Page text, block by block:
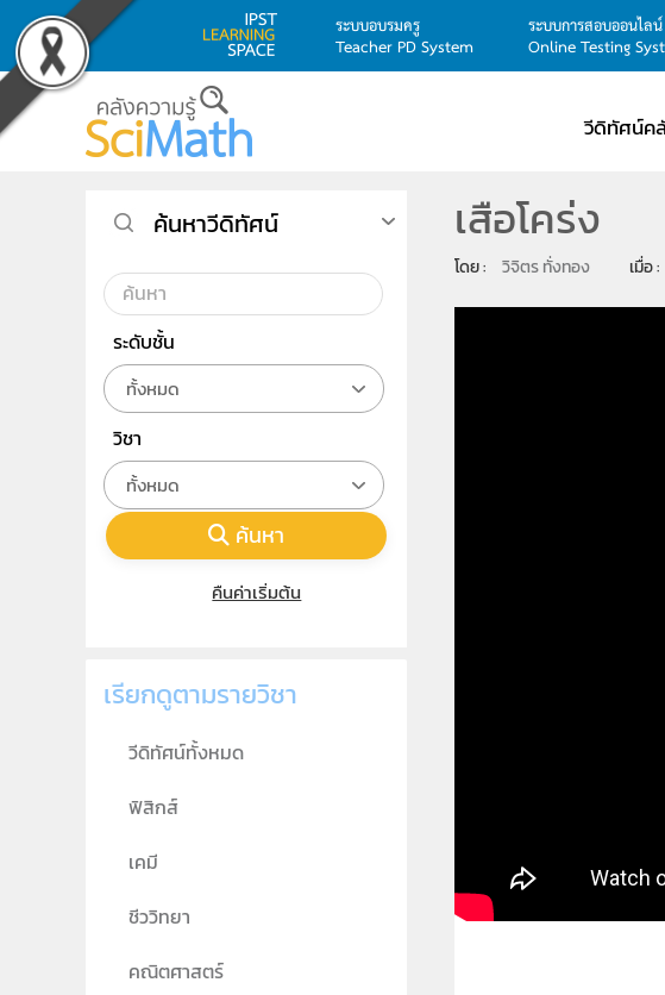
Skip to main content
ระบบอบรมครู
Teacher PD System
ระบบการสอบออนไลน์
Online Testing
วีดิทัศน์ค
เสือโคร่ง
โดย : วิจิตร ทั่งทอง เมื่อ :
ค้นหาวีดิทัศน์
ระดับชั้น
ทั้งหมด
วิชา
ทั้งหมด
ค้นหา
คืนค่าเริ่มต้น
เรียกดูตามรายวิชา
วีดิทัศน์ทั้งหมด
ฟิสิกส์
เคมี
ชีววิทยา
คณิตศาสตร์